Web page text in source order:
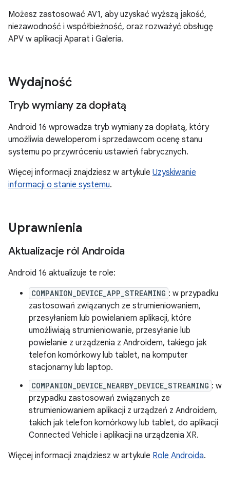
Możesz zastosować AV1, aby uzyskać wyższą jakość,
niezawodność i współbieżność, oraz rozważyć obsługę
APV w aplikacji Aparat i Galeria.
Wydajność
Tryb wymiany za dopłatą
Android 16 wprowadza tryb wymiany za dopłatą, który
umożliwia deweloperom i sprzedawcom ocenę stanu
systemu po przywróceniu ustawień fabrycznych.
Więcej informacji znajdziesz w artykule Uzyskiwanie
informacji o stanie systemu.
Uprawnienia
Aktualizacje ról Androida
Android 16 aktualizuje te role:
COMPANION_DEVICE_APP_STREAMING : w przypadku
zastosowań związanych ze strumieniowaniem,
przesyłaniem lub powielaniem aplikacji, które
umożliwiają strumieniowanie, przesyłanie lub
powielanie z urządzenia z Androidem, takiego jak
telefon komórkowy lub tablet, na komputer
stacjonarny lub laptop.
COMPANION_DEVICE_NEARBY_DEVICE_STREAMING : w
przypadku zastosowań związanych ze
strumieniowaniem aplikacji z urządzeń z Androidem,
takich jak telefon komórkowy lub tablet, do aplikacji
Connected Vehicle i aplikacji na urządzenia XR.
Więcej informacji znajdziesz w artykule Role Androida.